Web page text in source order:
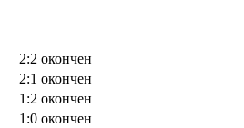
2:2 окончен
2:1 окончен
1:2 окончен
1:0 окончен